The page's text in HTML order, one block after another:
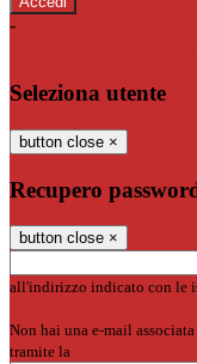
-
Seleziona utente
button close ×
Recupero
button close ×
all'indirizzo indicato con le
Non hai una e-mail
tramite la